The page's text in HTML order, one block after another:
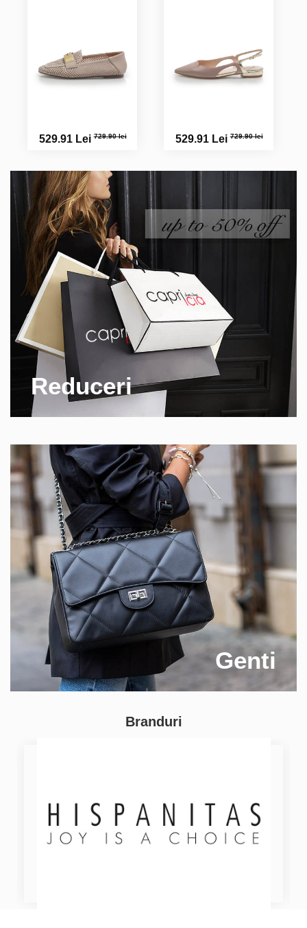
529.91 Lei729.90 lei 529.91 Lei729.90 lei
Reduceri
Genti
Branduri